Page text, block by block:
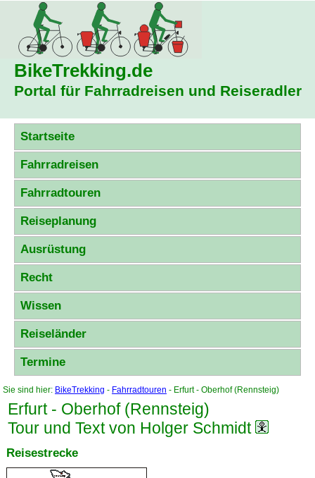
BikeTrekking.de
Portal für Fahrradreisen und Reiseradler
Startseite
Fahrradreisen
Fahrradtouren
Reiseplanung
Ausrüstung
Recht
Wissen
Reiseländer
Termine
Sie sind hier: BikeTrekking - Fahrradtouren - Erfurt - Oberhof (Rennsteig)
Erfurt - Oberhof (Rennsteig)
Tour und Text von Holger Schmidt
Reisestrecke